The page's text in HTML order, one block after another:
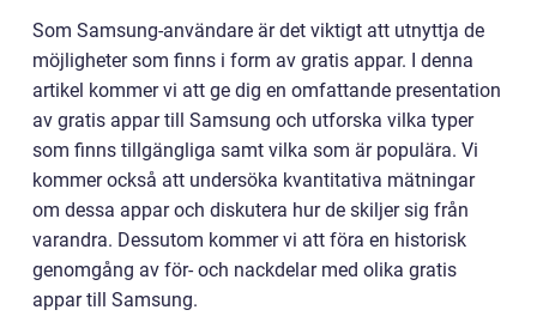
Som Samsung-användare är det viktigt att utnyttja de
möjligheter som finns i form av gratis appar. I denna
artikel kommer vi att ge dig en omfattande presentation
av gratis appar till Samsung och utforska vilka typer
som finns tillgängliga samt vilka som är populära. Vi
kommer också att undersöka kvantitativa mätningar
om dessa appar och diskutera hur de skiljer sig från
varandra. Dessutom kommer vi att föra en historisk
genomgång av för- och nackdelar med olika gratis
appar till Samsung.